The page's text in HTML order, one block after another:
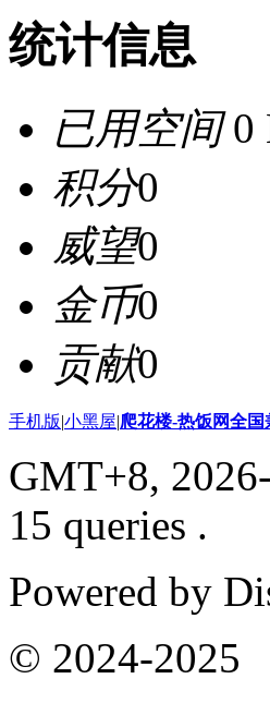
统计信息
已用空间0
积分0
威望0
金币0
贡献0
手机版|小黑屋|爬花楼-热饭网全
GMT+8,
15 queries .
Powered by
© 2024-2025